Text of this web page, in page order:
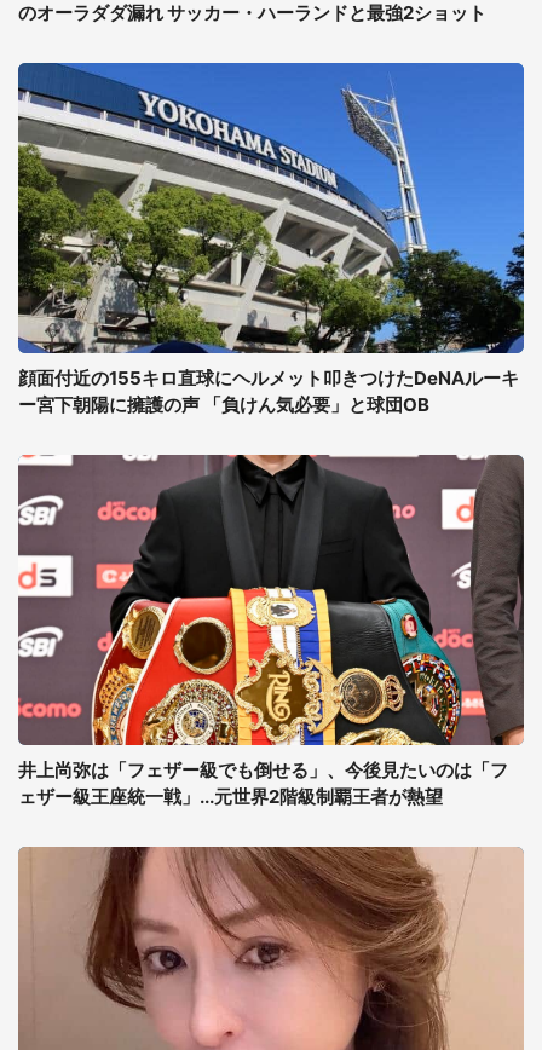
のオーラダダ漏れ サッカー・ハーランドと最強2ショット
顔面付近の155キロ直球にヘルメット叩きつけたDeNAルーキ
ー宮下朝陽に擁護の声 「負けん気必要」と球団OB
井上尚弥は「フェザー級でも倒せる」、今後見たいのは「フ
ェザー級王座統一戦」...元世界2階級制覇王者が熱望